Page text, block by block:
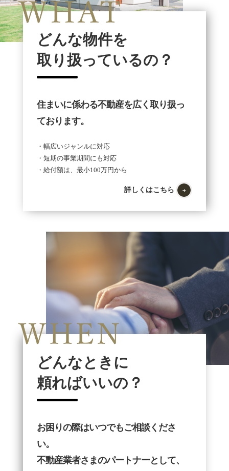
どんな物件を
取り扱っているの？
住まいに係わる不動産を広く取り扱っ
ております。
・幅広いジャンルに対応
・短期の事業期間にも対応
・給付額は、最小100万円から
詳しくはこちら
どんなときに
頼ればいいの？
お困りの際はいつでもご相談くださ
い。
不動産業者さまのパートナーとして、